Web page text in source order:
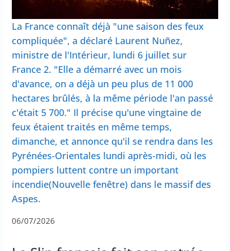
La France connaît déjà "une saison des feux
compliquée", a déclaré Laurent Nuñez,
ministre de l'Intérieur, lundi 6 juillet sur
France 2. "Elle a démarré avec un mois
d'avance, on a déjà un peu plus de 11 000
hectares brûlés, à la même période l'an passé
c'était 5 700." Il précise qu'une vingtaine de
feux étaient traités en même temps,
dimanche, et annonce qu'il se rendra dans les
Pyrénées-Orientales lundi après-midi, où les
pompiers luttent contre un important
incendie(Nouvelle fenêtre) dans le massif des
Aspes.
06/07/2026